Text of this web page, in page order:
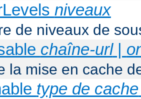
niveaux
de niveaux de
chaîne-url|
la mise en cache
type de cache